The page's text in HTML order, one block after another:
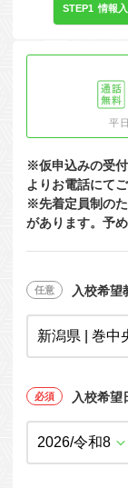
準中型車
大型車
けん引
中型車
大型二種
普通二種
中型二種
大型車+大型特殊
大型特殊+けん引
大型車+大型特殊
甲信越エリア
北陸エリア
関西エリア
中国エリア
四国エリア
九州エリア
沖縄エリア
誕生月割
コープ合宿免許
お一人でも安心な
教習料金が安い教
合宿免許の食事
温泉プランがあ
自炊ができる教
ホテルプランが
入校日で探す
私たちについて
コープ・生協おす
お支払いについて
よくある質問
入校の流れ/スケジ
給付金制度について
合宿免許とは
免許の行政処分と
初心運転者の処分
停止処分を受け
免許の種類
STEP1 情報
平
※仮申込みの受
よりお電話にて
※先着定員制の
があります。予
入校希望
入校希望